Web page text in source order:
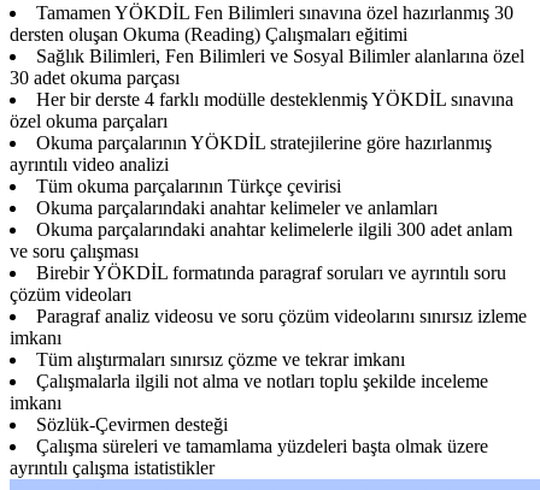
Tamamen YÖKDİL Fen Bilimleri sınavına özel hazırlanmış 30
dersten oluşan Okuma (Reading) Çalışmaları eğitimi
Sağlık Bilimleri, Fen Bilimleri ve Sosyal Bilimler alanlarına özel
30 adet okuma parçası
Her bir derste 4 farklı modülle desteklenmiş YÖKDİL sınavına
özel okuma parçaları
Okuma parçalarının YÖKDİL stratejilerine göre hazırlanmış
ayrıntılı video analizi
Tüm okuma parçalarının Türkçe çevirisi
Okuma parçalarındaki anahtar kelimeler ve anlamları
Okuma parçalarındaki anahtar kelimelerle ilgili 300 adet anlam
ve soru çalışması
Birebir YÖKDİL formatında paragraf soruları ve ayrıntılı soru
çözüm videoları
Paragraf analiz videosu ve soru çözüm videolarını sınırsız izleme
imkanı
Tüm alıştırmaları sınırsız çözme ve tekrar imkanı
Çalışmalarla ilgili not alma ve notları toplu şekilde inceleme
imkanı
Sözlük-Çevirmen desteği
Çalışma süreleri ve tamamlama yüzdeleri başta olmak üzere
ayrıntılı çalışma istatistikler